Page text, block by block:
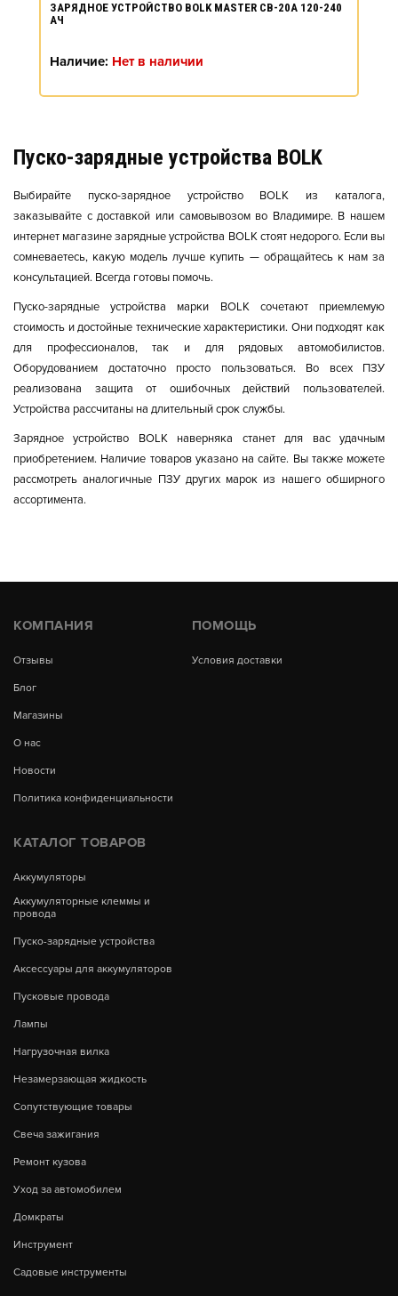
ЗАРЯДНОЕ УСТРОЙСТВО BOLK MASTER CB-20A 120-240
АЧ
Наличие: Нет в наличии
Пуско-зарядные устройства BOLK
Выбирайте пуско-зарядное устройство BOLK из каталога,
заказывайте с доставкой или самовывозом во Владимире. В нашем
интернет магазине зарядные устройства BOLK стоят недорого. Если вы
сомневаетесь, какую модель лучше купить — обращайтесь к нам за
консультацией. Всегда готовы помочь.
Пуско-зарядные устройства марки BOLK сочетают приемлемую
стоимость и достойные технические характеристики. Они подходят как
для профессионалов, так и для рядовых автомобилистов.
Оборудованием достаточно просто пользоваться. Во всех ПЗУ
реализована защита от ошибочных действий пользователей.
Устройства рассчитаны на длительный срок службы.
Зарядное устройство BOLK наверняка станет для вас удачным
приобретением. Наличие товаров указано на сайте. Вы также можете
рассмотреть аналогичные ПЗУ других марок из нашего обширного
ассортимента.
КОМПАНИЯ
Отзывы
Блог
Магазины
О нас
Новости
Политика конфиденциальности
ПОМОЩЬ
Условия доставки
КАТАЛОГ ТОВАРОВ
Аккумуляторы
Аккумуляторные клеммы и
провода
Пуско-зарядные устройства
Аксессуары для аккумуляторов
Пусковые провода
Лампы
Нагрузочная вилка
Незамерзающая жидкость
Сопутствующие товары
Свеча зажигания
Ремонт кузова
Уход за автомобилем
Домкраты
Инструмент
Садовые инструменты